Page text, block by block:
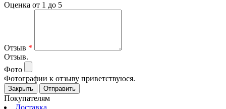
Оценка от 1 до 5
Отзыв *
Отзыв.
Фото
Фотографии к отзыву приветствуюся.
Закрыть Отправить
Покупателям
Доставка